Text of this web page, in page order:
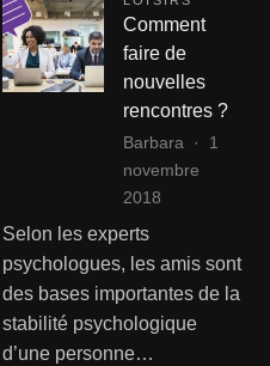
Comment
faire de
nouvelles
rencontres ?
Barbara
1
novembre
2018
Selon les experts
psychologues, les amis sont
des bases importantes de la
stabilité psychologique
d’une personne…